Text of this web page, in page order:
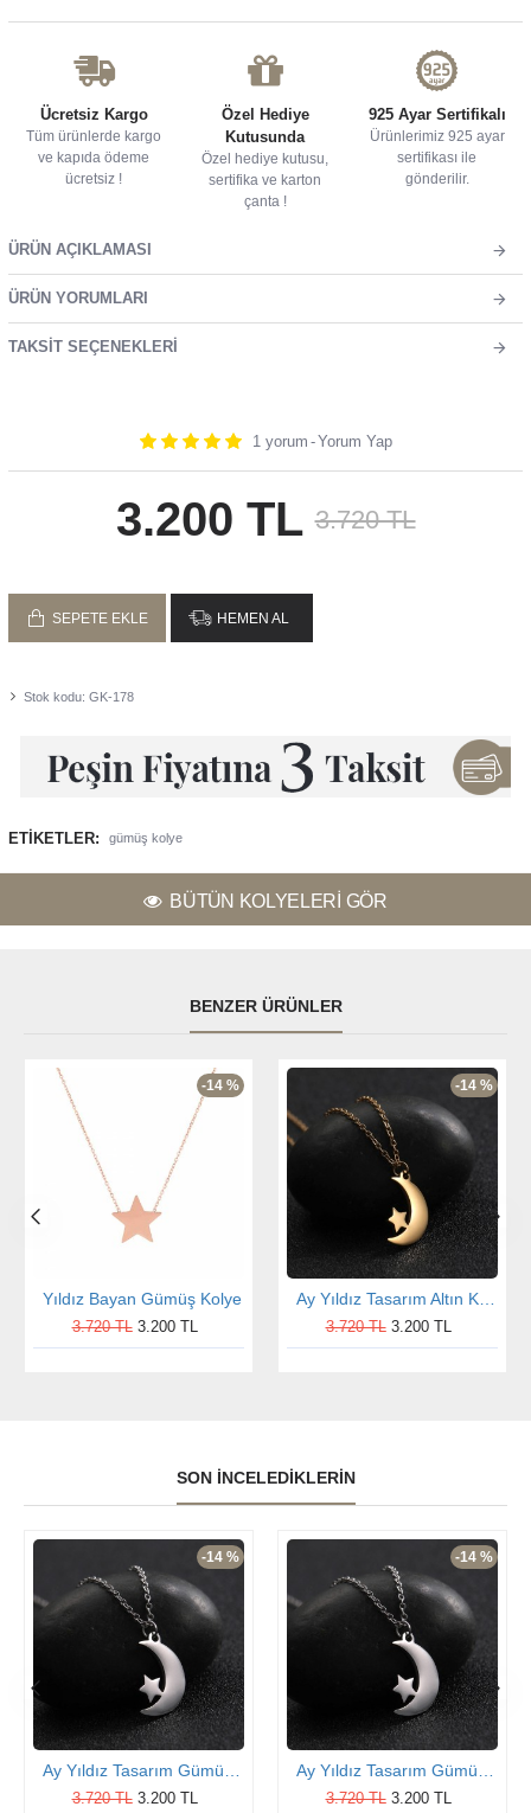
Ücretsiz Kargo
Tüm ürünlerde kargo
ve kapıda ödeme
ücretsiz !
Özel Hediye
Kutusunda
Özel hediye kutusu,
sertifika ve karton
çanta !
925 Ayar Sertifikalı
Ürünlerimiz 925 ayar
sertifikası ile
gönderilir.
ÜRÜN AÇIKLAMASI
ÜRÜN YORUMLARI
TAKSIT SEÇENEKLERI
Stok kodu: GK-178
1 yorum -Yorum Yap
3.720 TL
3.200 TL
SEPETE EKLE HEMEN AL
ETIKETLER: gümüş kolye
BÜTÜN KOLYELERI GÖR
BENZER ÜRÜNLER
-14 %
Yıldız Bayan Gümüş Kolye
3.720 TL 3.200 TL
-14 %
3.720 TL 3.200 TL
SON İNCELEDIKLERIN
-14 %
3.720 TL 3.200 TL
-14 %
3.720 TL 3.200 TL